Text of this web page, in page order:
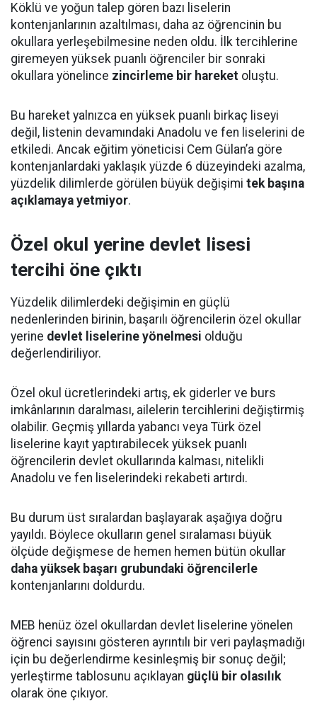
Köklü ve yoğun talep gören bazı liselerin
kontenjanlarının azaltılması, daha az öğrencinin bu
okullara yerleşebilmesine neden oldu. İlk tercihlerine
giremeyen yüksek puanlı öğrenciler bir sonraki
okullara yönelince zincirleme bir hareket oluştu.
Bu hareket yalnızca en yüksek puanlı birkaç liseyi
değil, listenin devamındaki Anadolu ve fen liselerini de
etkiledi. Ancak eğitim yöneticisi Cem Gülan’a göre
kontenjanlardaki yaklaşık yüzde 6 düzeyindeki azalma,
yüzdelik dilimlerde görülen büyük değişimi tek başına
açıklamaya yetmiyor.
Özel okul yerine devlet lisesi
tercihi öne çıktı
Yüzdelik dilimlerdeki değişimin en güçlü
nedenlerinden birinin, başarılı öğrencilerin özel okullar
yerine devlet liselerine yönelmesi olduğu
değerlendiriliyor.
Özel okul ücretlerindeki artış, ek giderler ve burs
imkânlarının daralması, ailelerin tercihlerini değiştirmiş
olabilir. Geçmiş yıllarda yabancı veya Türk özel
liselerine kayıt yaptırabilecek yüksek puanlı
öğrencilerin devlet okullarında kalması, nitelikli
Anadolu ve fen liselerindeki rekabeti artırdı.
Bu durum üst sıralardan başlayarak aşağıya doğru
yayıldı. Böylece okulların genel sıralaması büyük
ölçüde değişmese de hemen hemen bütün okullar
daha yüksek başarı grubundaki öğrencilerle
kontenjanlarını doldurdu.
MEB henüz özel okullardan devlet liselerine yönelen
öğrenci sayısını gösteren ayrıntılı bir veri paylaşmadığı
için bu değerlendirme kesinleşmiş bir sonuç değil;
yerleştirme tablosunu açıklayan güçlü bir olasılık
olarak öne çıkıyor.